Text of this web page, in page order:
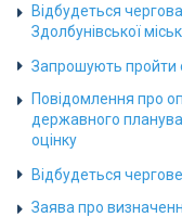
Відбудеться
Здолбунівської
Запрошують пройти
Повідомлення про
державного
оцінку
Відбудеться
Заява про